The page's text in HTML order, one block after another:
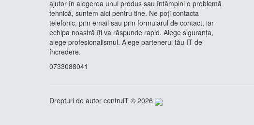
ajutor în alegerea unui produs sau întâmpini o problemă
tehnică, suntem aici pentru tine. Ne poți contacta
telefonic, prin email sau prin formularul de contact, iar
echipa noastră îți va răspunde rapid. Alege siguranța,
alege profesionalismul. Alege partenerul tău IT de
încredere.
0733088041
Drepturi de autor centruiT © 2026